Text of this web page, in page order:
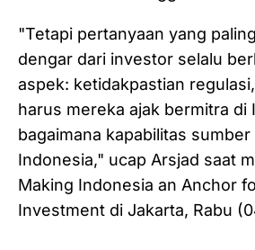
"Tetapi pertanyaan yang
dengar dari investor selalu
aspek: ketidakpastian
harus mereka ajak bermitra di
bagaimana kapabilitas
Indonesia," ucap Arsjad saat
Making Indonesia an Anchor
Investment di Jakarta, Rabu